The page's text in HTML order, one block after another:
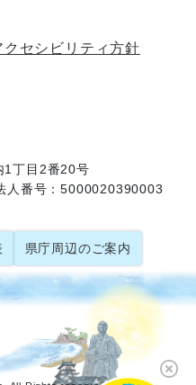
クセシビリティ方針
1丁目2番20号
人番号：5000020390003
県庁周辺のご案内